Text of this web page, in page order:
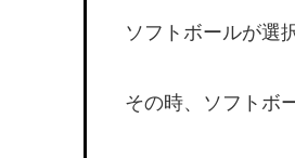
ソフトボールが選
その時、ソフトボ